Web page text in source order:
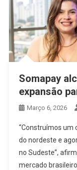
Somapay
expansão
Março 6, 2026
“Construímos um
do nordeste e
no Sudeste”,
mercado